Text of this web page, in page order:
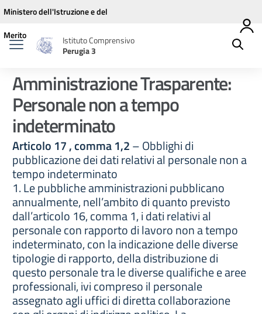
Vai ai contenuti
Vai al menu di navigazione
Vai al footer
Ministero dell'Istruzione e del
Merito
Istituto Comprensivo
Perugia 3
Amministrazione Trasparente:
Personale non a tempo
indeterminato
Articolo 17 , comma 1,2– Obblighi di
pubblicazione dei dati relativi al personale non a
tempo indeterminato
1. Le pubbliche amministrazioni pubblicano
annualmente, nell’ambito di quanto previsto
dall’articolo 16, comma 1, i dati relativi al
personale con rapporto di lavoro non a tempo
indeterminato, con la indicazione delle diverse
tipologie di rapporto, della distribuzione di
questo personale tra le diverse qualifiche e aree
professionali, ivi compreso il personale
assegnato agli uffici di diretta collaborazione